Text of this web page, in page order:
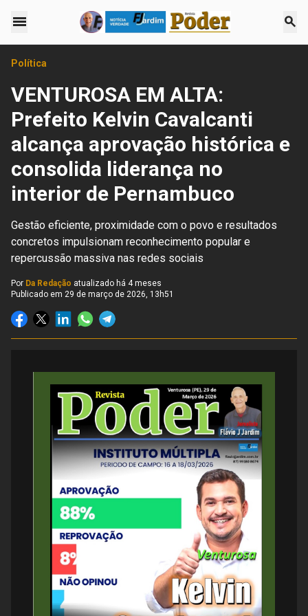
menu search
Política
VENTUROSA EM ALTA:
Prefeito Kelvin Cavalcanti
alcança aprovação histórica e
consolida liderança no
interior de Pernambuco
Gestão eficiente, proximidade com o povo e resultados
concretos impulsionam reconhecimento popular e
repercussão massiva nas redes sociais
Por Da Redação atualizado há 4 meses
Publicado em 29 de março de 2026, 13h51